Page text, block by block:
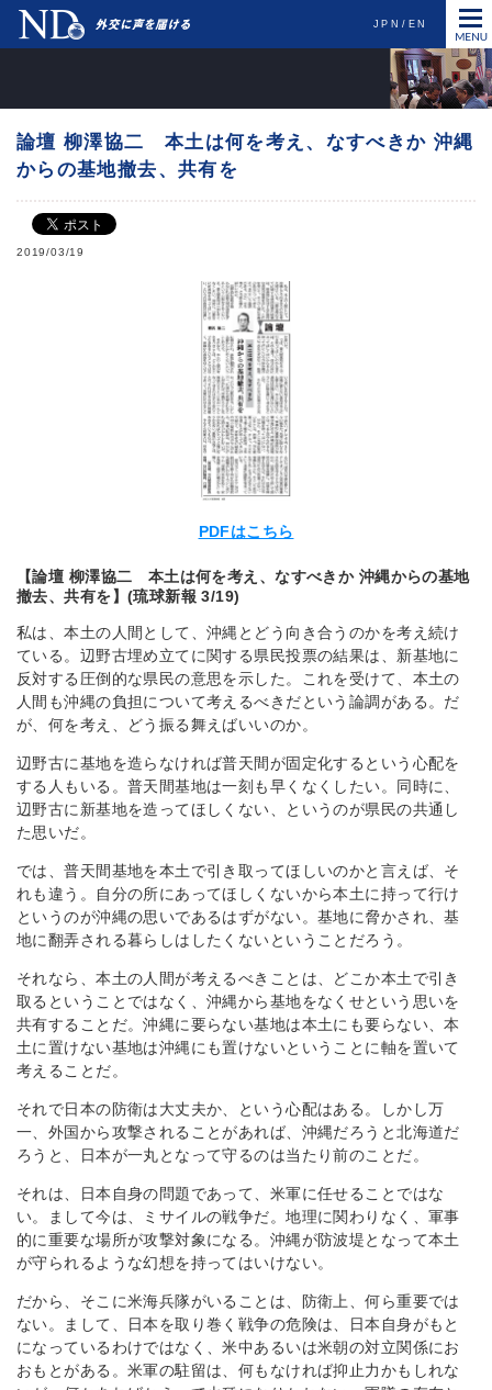
JPN EN
論壇 柳澤協二 本土は何を考え、なすべきか 沖縄
からの基地撤去、共有を
2019/03/19
PDFはこちら
【論壇 柳澤協二 本土は何を考え、なすべきか 沖縄からの基地
撤去、共有を】(琉球新報 3/19)
私は、本土の人間として、沖縄とどう向き合うのかを考え続け
ている。辺野古埋め立てに関する県民投票の結果は、新基地に
反対する圧倒的な県民の意思を示した。これを受けて、本土の
人間も沖縄の負担について考えるべきだという論調がある。だ
が、何を考え、どう振る舞えばいいのか。
辺野古に基地を造らなければ普天間が固定化するという心配を
する人もいる。普天間基地は一刻も早くなくしたい。同時に、
辺野古に新基地を造ってほしくない、というのが県民の共通し
た思いだ。
では、普天間基地を本土で引き取ってほしいのかと言えば、そ
れも違う。自分の所にあってほしくないから本土に持って行け
というのが沖縄の思いであるはずがない。基地に脅かされ、基
地に翻弄される暮らしはしたくないということだろう。
それなら、本土の人間が考えるべきことは、どこか本土で引き
取るということではなく、沖縄から基地をなくせという思いを
共有することだ。沖縄に要らない基地は本土にも要らない、本
土に置けない基地は沖縄にも置けないということに軸を置いて
考えることだ。
それで日本の防衛は大丈夫か、という心配はある。しかし万
一、外国から攻撃されることがあれば、沖縄だろうと北海道だ
ろうと、日本が一丸となって守るのは当たり前のことだ。
それは、日本自身の問題であって、米軍に任せることではな
い。まして今は、ミサイルの戦争だ。地理に関わりなく、軍事
的に重要な場所が攻撃対象になる。沖縄が防波堤となって本土
が守られるような幻想を持ってはいけない。
だから、そこに米海兵隊がいることは、防衛上、何ら重要では
ない。まして、日本を取り巻く戦争の危険は、日本自身がもと
になっているわけではなく、米中あるいは米朝の対立関係にお
おもとがある。米軍の駐留は、何もなければ抑止力かもしれな